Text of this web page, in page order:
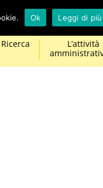
calendar
L’attività
Ok Leggi di più